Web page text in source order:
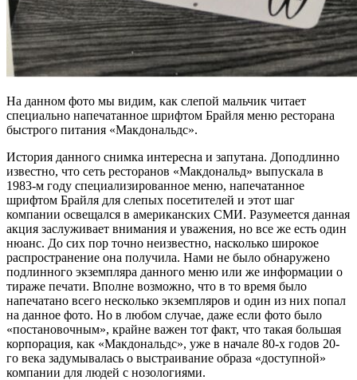
На данном фото мы видим, как слепой мальчик читает
специально напечатанное шрифтом Брайля меню ресторана
быстрого питания «Макдональдс».
История данного снимка интересна и запутана. Доподлинно
известно, что сеть ресторанов «Макдональд» выпускала в
1983-м году специализированное меню, напечатанное
шрифтом Брайля для слепых посетителей и этот шаг
компании освещался в американских СМИ. Разумеется данная
акция заслуживает внимания и уважения, но все же есть один
нюанс. До сих пор точно неизвестно, насколько широкое
распространение она получила. Нами не было обнаружено
подлинного экземпляра данного меню или же информации о
тираже печати. Вполне возможно, что в то время было
напечатано всего несколько экземпляров и один из них попал
на данное фото. Но в любом случае, даже если фото было
«постановочным», крайне важен тот факт, что такая большая
корпорация, как «Макдональдс», уже в начале 80-х годов 20-
го века задумывалась о выстраивание образа «доступной»
компании для людей с нозологиями.